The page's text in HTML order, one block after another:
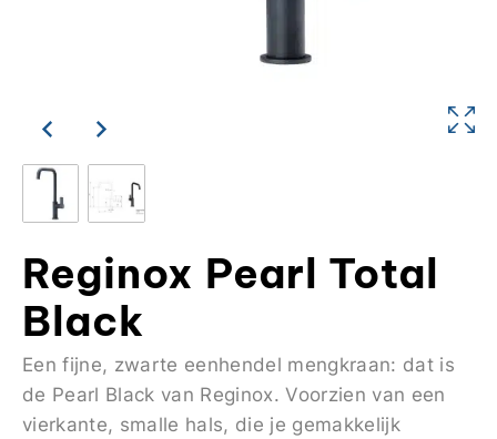
Reginox Pearl Total
Black
Een fijne, zwarte eenhendel mengkraan: dat is
de Pearl Black van Reginox. Voorzien van een
vierkante, smalle hals, die je gemakkelijk